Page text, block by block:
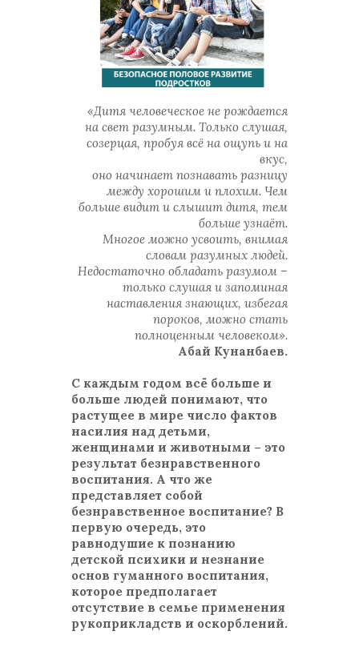
«Дитя человеческое не рождается
на свет разумным. Только слушая,
созерцая, пробуя всё на ощупь и на
вкус,
оно начинает познавать разницу
между хорошим и плохим. Чем
больше видит и слышит дитя, тем
больше узнаёт.
Многое можно усвоить, внимая
словам разумных людей.
Недостаточно обладать разумом –
только слушая и запоминая
наставления знающих, избегая
пороков, можно стать
полноценным человеком».
Абай Кунанбаев.
С каждым годом всё больше и
больше людей понимают, что
растущее в мире число фактов
насилия над детьми,
женщинами и животными – это
результат безнравственного
воспитания. А что же
представляет собой
безнравственное воспитание? В
первую очередь, это
равнодушие к познанию
детской психики и незнание
основ гуманного воспитания,
которое предполагает
отсутствие в семье применения
рукоприкладств и оскорблений.